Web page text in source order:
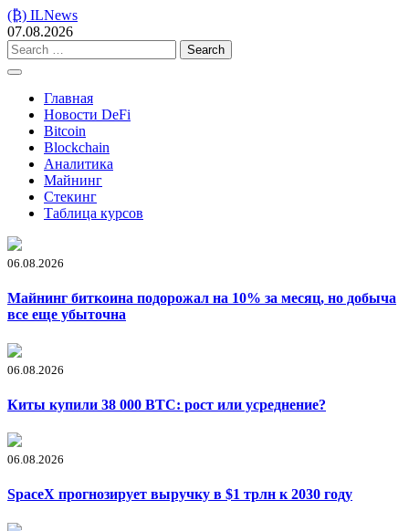
Skip
to
content
(₿) ILNews
07.08.2026
Search
for:
Главная
Новости DeFi
Bitcoin
Blockchain
Аналитика
Майнинг
Стекинг
Таблица курсов
06.08.2026
Майнинг биткоина подорожал на 10% за месяц, но добыча
все еще убыточна
06.08.2026
Киты купили 38 000 BTC: рост или усреднение?
06.08.2026
SpaceX прогнозирует выручку в $1 трлн к 2030 году